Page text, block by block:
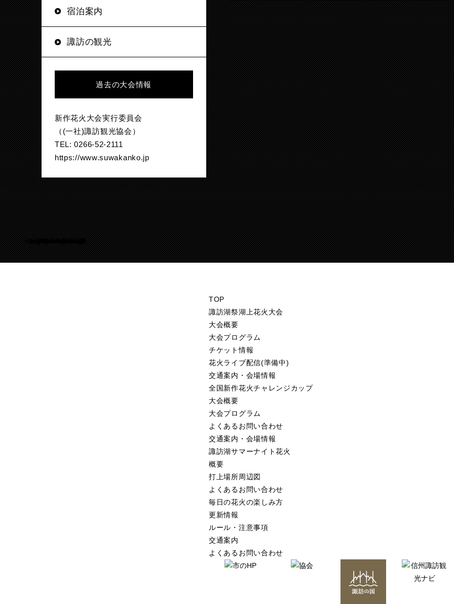
宿泊案内
諏訪の観光
過去の大会情報
新作花火大会実行委員会
（(一社)諏訪観光協会）
TEL: 0266-52-2111
https://www.suwakanko.jp
Warning/home/suwakohanabi/suwako-hanabi.com/public_html/test.suwako-hanabi.com/wp-content/themes/suwako-hanabi_2018/footer.php50
TOP
諏訪湖祭湖上花火大会
大会概要
大会プログラム
チケット情報
花火ライブ配信(準備中)
交通案内・会場情報
全国新作花火チャレンジカップ
大会概要
大会プログラム
よくあるお問い合わせ
交通案内・会場情報
諏訪湖サマーナイト花火
概要
打上場所周辺図
よくあるお問い合わせ
毎日の花火の楽しみ方
更新情報
ルール・注意事項
交通案内
よくあるお問い合わせ